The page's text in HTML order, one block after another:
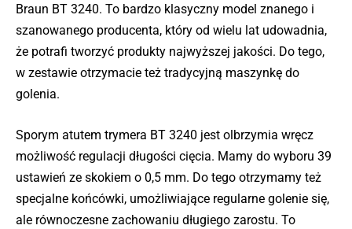
Braun BT 3240. To bardzo klasyczny model znanego i
szanowanego producenta, który od wielu lat udowadnia,
że potrafi tworzyć produkty najwyższej jakości. Do tego,
w zestawie otrzymacie też tradycyjną maszynkę do
golenia.
Sporym atutem trymera BT 3240 jest olbrzymia wręcz
możliwość regulacji długości cięcia. Mamy do wyboru 39
ustawień ze skokiem o 0,5 mm. Do tego otrzymamy też
specjalne końcówki, umożliwiające regularne golenie się,
ale równoczesne zachowaniu długiego zarostu. To